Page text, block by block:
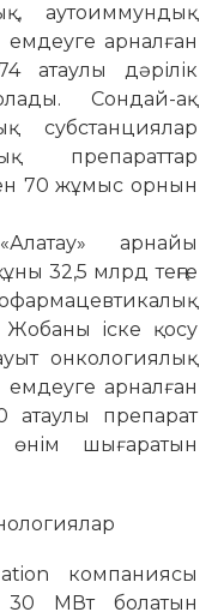
аутоиммундық
арналған
атаулы дәрілік
Сондай-ақ
субстанциялар
препараттар
70 жұмыс орнын
арнайы
32,5 млрд теңге
іске қосу
онкологиялық
арналған
атаулы препарат
шығаратын
компаниясы
30 МВт болатын